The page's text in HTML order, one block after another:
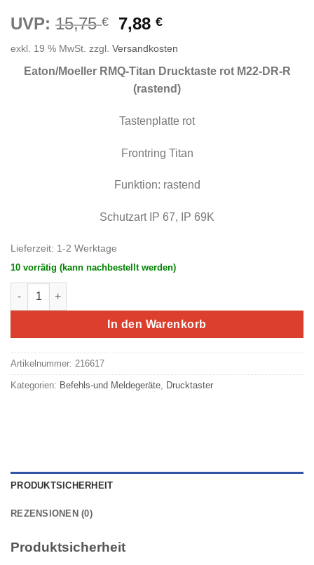
UVP: 15,75€
Ursprünglicher
war:
15,75 €
7,88€Aktueller
ist:
7,88 €.
exkl. 19 % MwSt. zzgl. Versandkosten
Eaton/Moeller RMQ-Titan Drucktaste rot M22-DR-R
(rastend)
Tastenplatte rot
Frontring Titan
Funktion: rastend
Schutzart IP 67, IP 69K
Lieferzeit: 1-2 Werktage
10 vorrätig (kann nachbestellt werden)
Eaton/Moeller RMQ-Titan Drucktaste rot M22-DR-R (rastend)
In den Warenkorb
Artikelnummer: 216617
Kategorien: Befehls-und Meldegeräte Drucktaster
PRODUKTSICHERHEIT
REZENSIONEN (0)
Produktsicherheit